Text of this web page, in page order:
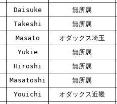
Daisuke
無所属
Takeshi
無所属
Masato
オダックス埼玉
Yukie
無所属
Hiroshi
無所属
Masatoshi
無所属
Youichi
オダックス近畿